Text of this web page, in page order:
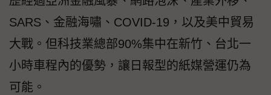
SARS、金融海嘯、COVID-19，以及美中貿易
大戰。但科技業總部90%集中在新竹、台北一
小時車程內的優勢，讓日報型的紙媒營運仍為
可能。